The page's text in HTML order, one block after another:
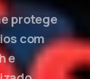
protege
com
e